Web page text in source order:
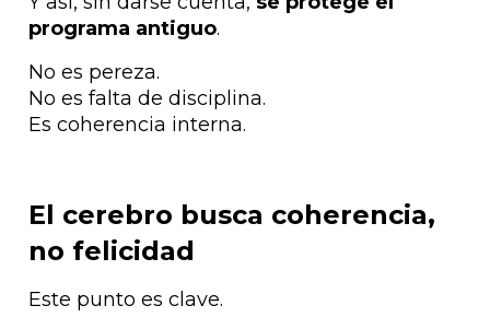
programa antiguo.
No es pereza.
No es falta de disciplina.
Es coherencia interna.
El cerebro busca coherencia,
no felicidad
Este punto es clave.